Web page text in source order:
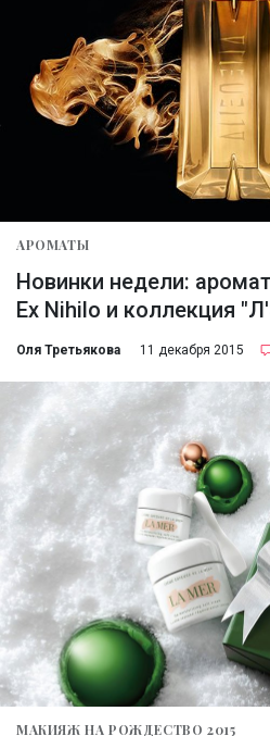
АРОМАТЫ
Новинки недели:
Ex Nihilo и коллекция
Оля Третьякова 11 декабря 2015
МАКИЯЖ НА РОЖДЕСТВО 2015